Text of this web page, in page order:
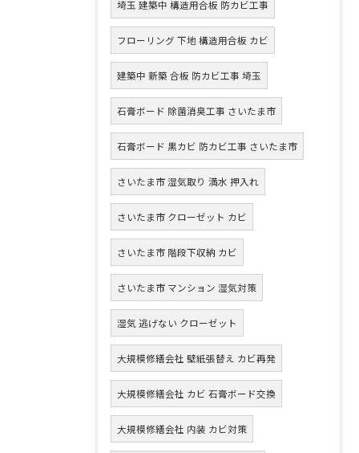
埼玉 建築中 構造用合板 防カビ工事
フローリング 下地 構造用合板 カビ
建築中 新築 合板 防カビ工事 埼玉
石膏ボード 除菌消臭工事 さいたま市
石膏ボード 黒カビ 防カビ工事 さいたま市
さいたま市 湿気取り 満水 押入れ
さいたま市 クローゼット カビ
さいたま市 階段下収納 カビ
さいたま市 マンション 湿気対策
湿気 逃げない クローゼット
大規模修繕会社 壁紙張替え カビ再発
大規模修繕会社 カビ 石膏ボード交換
大規模修繕会社 内装 カビ対策